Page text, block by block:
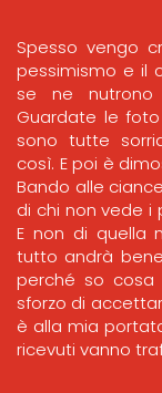
Spesso vengo
pessimismo e il
se ne
Guardate le
sono tutte
così. E poi è
Bando alle
di chi non vede i
E non di quella
tutto andrà
perché so
sforzo di
è alla mia
ricevuti vanno